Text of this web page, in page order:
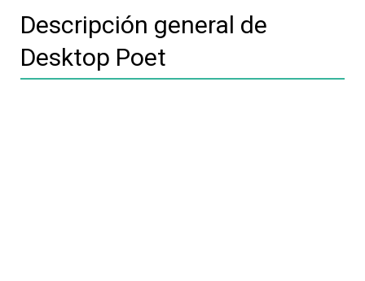
Descripción general de
Desktop Poet